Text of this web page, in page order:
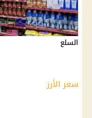
السلع
سعر الأرز